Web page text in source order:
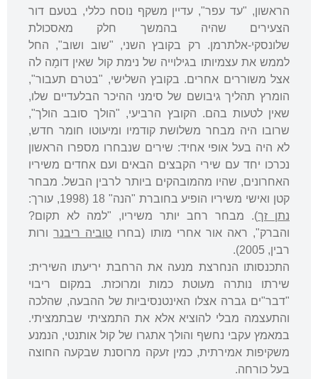
הראשון, "עד עפר", עדיין משקף נוסח כללי, בטעם דור
הצעירים שהיה בהמשך חלק מאסכולת
שלונסקי-אלתרמן. רק בקובץ השני, "שוב ושוב", החל
לממש את עצמיותו בגילוייה של נימת קול שאין דומָה לה
אצל משוררים אחרים. בקובץ השלישי, "בטרם תעבור",
הומרץ תהליך גיבושם של סימני ההיכר הבלעדיים שלו,
שאין לטעות בהם. הקובץ הרביעי, "הולך סובב הולך",
שרובו היה מבחר משלושת קודמיו ומיעוטו חומר חדש,
לא היה בעל אופי אחיד: שירים שנבחרו מספרו הראשון
נכרכו יחד עם שירי הקבצים הבאים ועם אחדים משיריו
האחרונים, שהיו מהמובהקים ביותר לרבין הבשל. מבחר
קטן ואישי משיריו הופיע בחוברת "הנה" 18 (1998, עורך:
נתן זך). מבחר רחב יותר משיריו, "למה לא תקום?
והברק", ראה אור אחרי מותו (בחרו טוביה ריבנרורות
רבין, 2005).
התכנסותו הנחרצת מנעה את הרחבת יריעתו השירית:
שירתו נותרה מעוטת כמות ומרוכזת. במקום ריבוי
"דבר"ים גברה אצלו האינטנסיביות של ההבעה, שהלכה
והתעצמה מבלי להוציא אלא את התמציתי שבתמציתי.
במאמץ עקבי נחשף והולך אתגרו של קול אותנטי, הנמנע
משקיפות אמירתית, כמין זעקה מרוסנת שבקעה החוצה
בעל כורחה.